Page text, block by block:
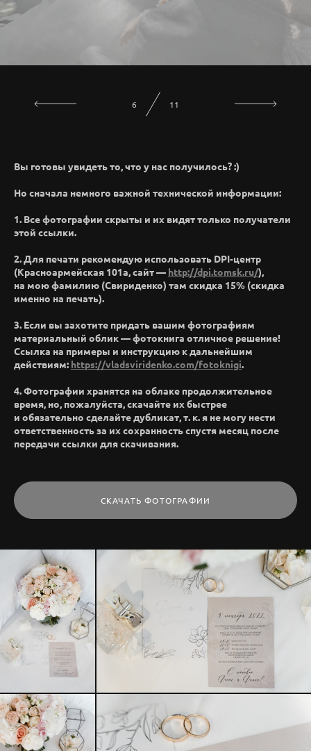
7 11
Вы готовы увидеть то, что у нас получилось? :)
Но сначала немного важной технической информации:
1. Все фотографии скрыты и их видят только получатели
этой ссылки.
2. Для печати рекомендую использовать DPI-центр
(Красноармейская 101а, сайт — http://dpi.tomsk.ru/),
на мою фамилию (Свириденко) там скидка 15% (скидка
именно на печать).
3. Если вы захотите придать вашим фотографиям
материальный облик — фотокнига отличное решение!
Ссылка на примеры и инструкцию к дальнейшим
действиям: https://vladsviridenko.com/fotoknigi.
4. Фотографии хранятся на облаке продолжительное
время, но, пожалуйста, скачайте их быстрее
и обязательно сделайте дубликат, т. к. я не могу нести
ответственность за их сохранность спустя месяц после
передачи ссылки для скачивания.
СКАЧАТЬ ФОТОГРАФИИ